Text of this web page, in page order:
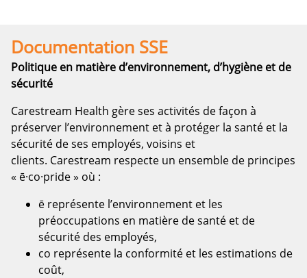
Documentation SSE
Politique en matière d’environnement, d’hygiène et de
sécurité
Carestream Health gère ses activités de façon à
préserver l’environnement et à protéger la santé et la
sécurité de ses employés, voisins et
clients. Carestream respecte un ensemble de principes
« ē·co·pride » où :
ē représente l’environnement et les
préoccupations en matière de santé et de
sécurité des employés,
co représente la conformité et les estimations de
coût,